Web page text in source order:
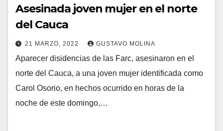
Asesinada joven mujer en el norte
del Cauca
21 MARZO, 2022 GUSTAVO MOLINA
Aparecer disidencias de las Farc, asesinaron en el
norte del Cauca, a una joven mujer identificada como
Carol Osorio, en hechos ocurrido en horas de la
noche de este domingo,…